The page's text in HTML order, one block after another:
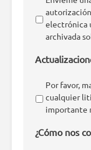
electrónica
archivada
Por favor,
cualquier
importante
¿Cómo nos